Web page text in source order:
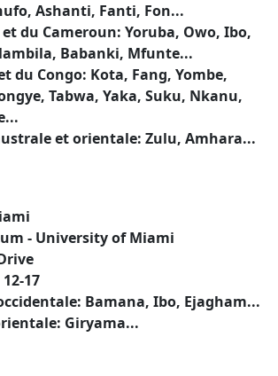
Ashanti, Fanti, Fon...
du Cameroun: Yoruba, Owo, Ibo,
Babanki, Mfunte...
du Congo: Kota, Fang, Yombe,
Tabwa, Yaka, Suku, Nkanu,
et orientale: Zulu, Amhara...
- University of Miami
17
Bamana, Ibo, Ejagham...
Giryama...